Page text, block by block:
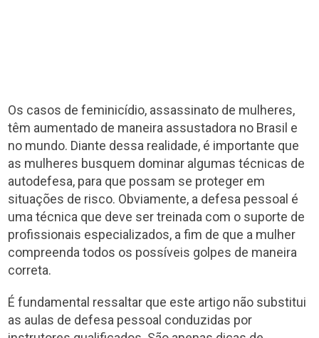
Os casos de feminicídio, assassinato de mulheres,
têm aumentado de maneira assustadora no Brasil e
no mundo. Diante dessa realidade, é importante que
as mulheres busquem dominar algumas técnicas de
autodefesa, para que possam se proteger em
situações de risco. Obviamente, a defesa pessoal é
uma técnica que deve ser treinada com o suporte de
profissionais especializados, a fim de que a mulher
compreenda todos os possíveis golpes de maneira
correta.
É fundamental ressaltar que este artigo não substitui
as aulas de defesa pessoal conduzidas por